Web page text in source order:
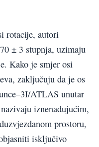
rotacije, autori
± 3 stupnja, uzimaju
Kako je smjer osi
zaključuju da je os
ATLAS unutar
iznenađujućim,
prostoru,
isključivo